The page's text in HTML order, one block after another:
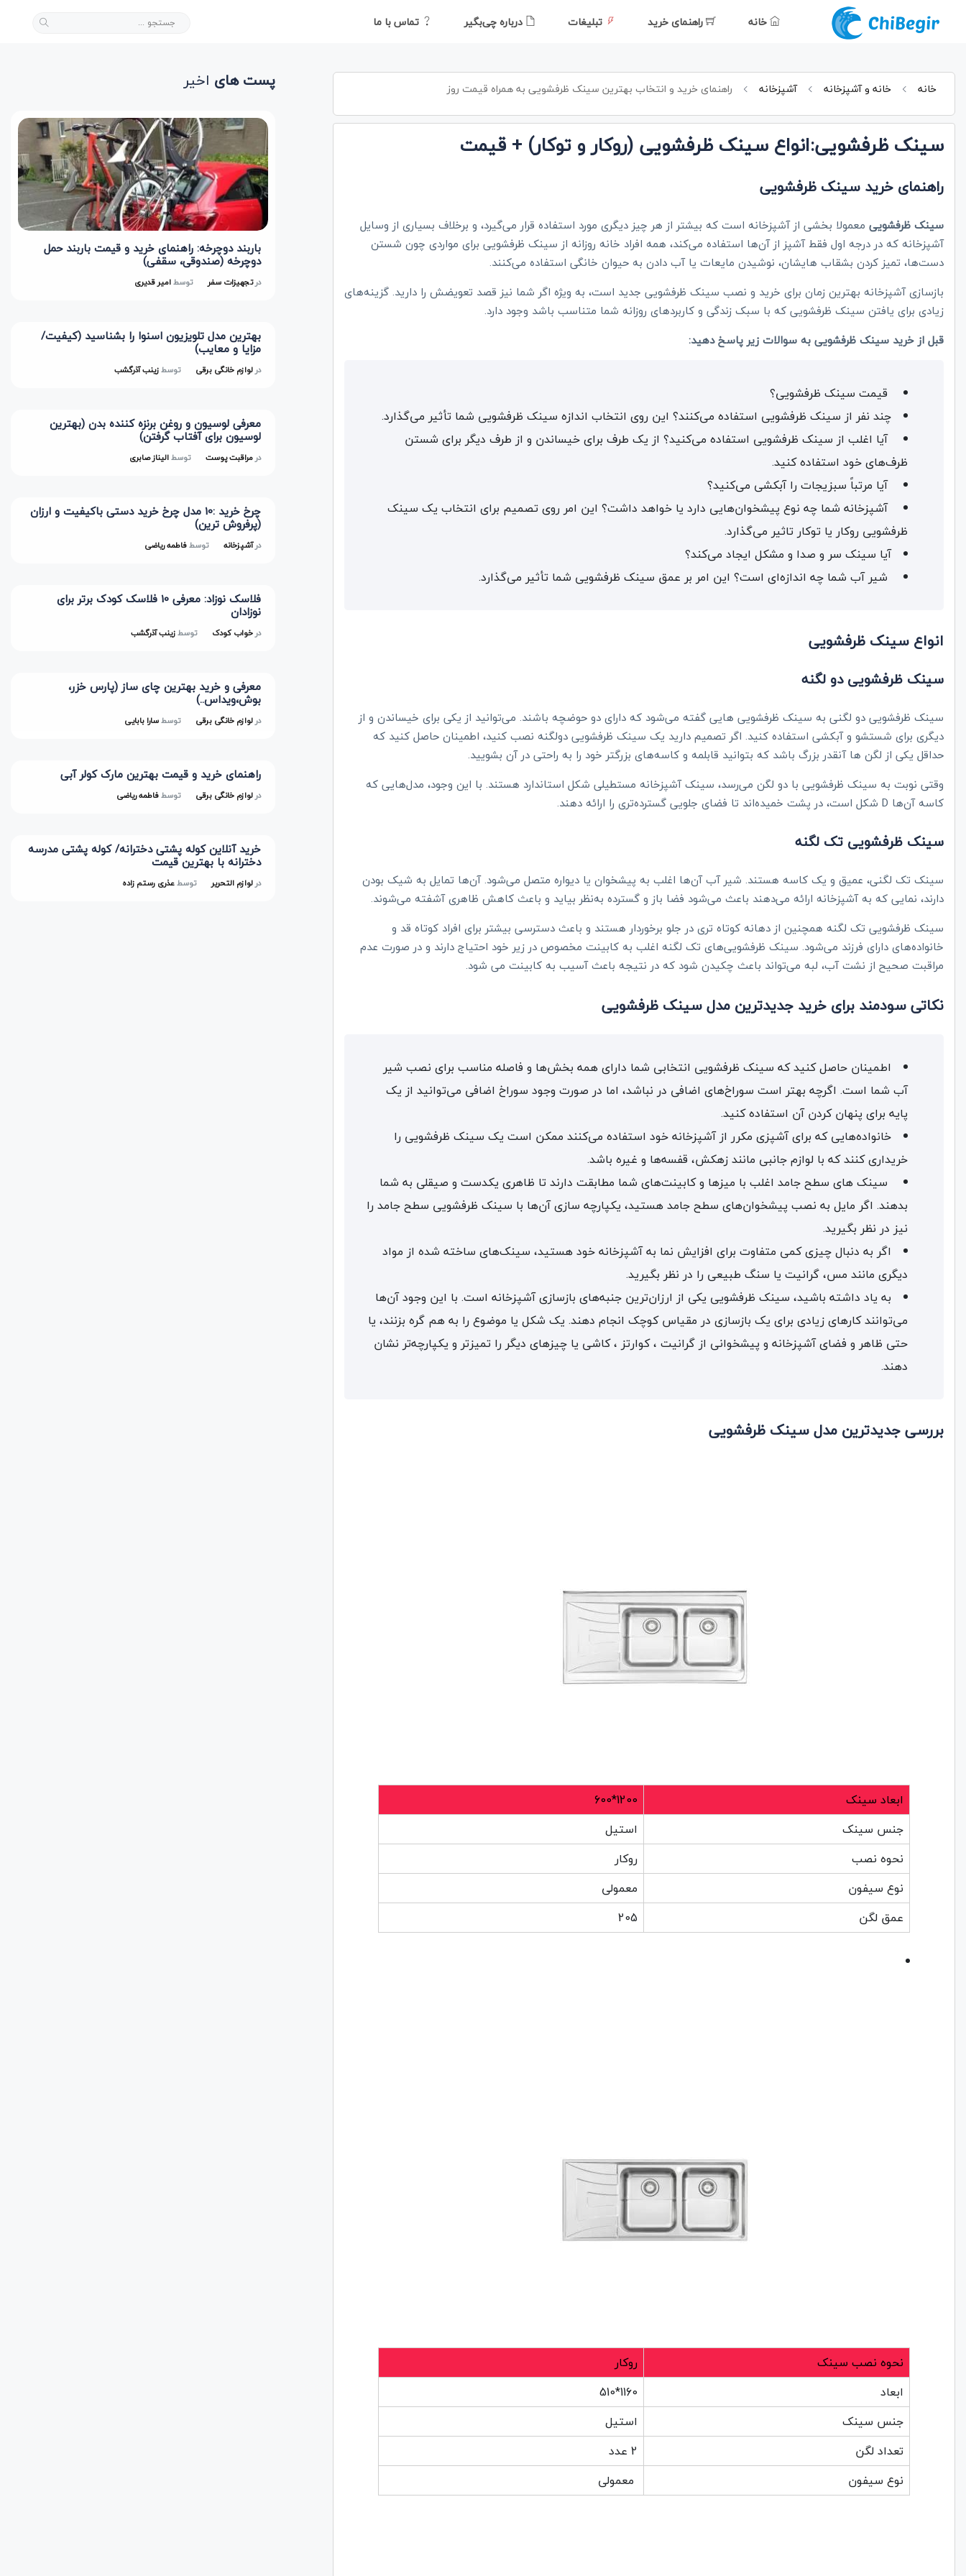
خانه راهنمای خرید تبلیغات درباره چی‌بگیر تماس با ما
خانه خانه و آشپزخانه آشپزخانه راهنمای خرید و انتخاب بهترین سینک ظرفشویی به همراه قیمت روز
سینک ظرفشویی:انواع سینک ظرفشویی (روکار و توکار) + قیمت
راهنمای خرید سینک ظرفشویی
سینک ظرفشویی معمولا بخشی از آشپزخانه است که بیشتر از هر چیز دیگری مورد استفاده قرار می‌گیرد، و برخلاف بسیاری از وسایل
آشپزخانه که در درجه اول فقط آشپز از آن‌ها استفاده می‌کند، همه افراد خانه روزانه از سینک ظرفشویی برای مواردی چون شستن
دست‌ها، تمیز کردن بشقاب هایشان، نوشیدن مایعات یا آب دادن به حیوان خانگی استفاده می‌کنند.
بازسازی آشپزخانه بهترین زمان برای خرید و نصب سینک ظرفشویی جدید است، به ویژه اگر شما نیز قصد تعویضش را دارید. گزینه‌های
زیادی برای یافتن سینک ظرفشویی‌ که با سبک زندگی و کاربردهای روزانه شما متناسب باشد وجود دارد.
قبل از خرید سینک ظرفشویی به سوالات زیر پاسخ دهید:
قیمت سینک ظرفشویی؟
چند نفر از سینک ظرفشویی استفاده می‌کنند؟ این روی انتخاب اندازه سینک ظرفشویی شما تأثیر می‌گذارد.
آیا اغلب از سینک ظرفشویی استفاده می‌کنید؟ از یک طرف برای خیساندن و از طرف دیگر برای شستن
ظرف‌های خود استفاده کنید.
آیا مرتباً سبزیجات را آبکشی می‌کنید؟
آشپزخانه شما چه نوع پیشخوان‌هایی دارد یا خواهد داشت؟ این امر روی تصمیم برای انتخاب یک سینک
ظرفشویی روکار یا توکار تاثیر می‌گذارد.
آیا سینک سر و صدا و مشکل ایجاد می‌کند؟
شیر آب شما چه اندازه‌ای است؟ این امر بر عمق سینک ظرفشویی شما تأثیر می‌گذارد.
انواع سینک ظرفشویی
سینک ظرفشویی دو لگنه
سینک ظرفشویی‌ دو لگنی به سینک ظرفشویی‌ هایی گفته می‌شود که دارای دو حوضچه باشند. می‌توانید از یکی برای خیساندن و از
دیگری برای شستشو و آبکشی استفاده کنید. اگر تصمیم دارید یک سینک ظرفشویی دولگنه نصب کنید، اطمینان حاصل کنید که
حداقل یکی از لگن‌ ها آنقدر بزرگ باشد که بتوانید قابلمه و کاسه‌های بزرگتر خود را به راحتی در آن بشویید.
وقتی نوبت به سینک ظرفشویی با دو لگن می‌رسد، سینک‌ آشپزخانه مستطیلی شکل استاندارد هستند. با این وجود، مدل‌هایی که‌
کاسه آن‌ها D شکل است، در پشت خمیده‌اند تا فضای جلویی گسترده‌تری را ارائه دهند.
سینک ظرفشویی تک لگنه
سینک‌ تک لگنی، عمیق و یک کاسه هستند. شیر آب آن‌ها اغلب به پیشخوان یا دیواره متصل می‌شود. آن‌ها تمایل به شیک بودن
دارند، نمایی که به آشپزخانه ارائه می‌دهند باعث می‌شود فضا باز و گسترده به‌نظر بیاید و باعث کاهش ظاهری آشفته می‌شوند.
سینک ظرفشویی تک لگنه همچنین از دهانه کوتاه تری در جلو برخوردار هستند و باعث دسترسی بیشتر برای افراد کوتاه قد و
خانواده‌های دارای فرزند می‌شود. سینک ظرفشویی‌های تک لگنه اغلب به کابینت مخصوص در زیر خود احتیاج دارند و در صورت عدم
مراقبت صحیح از نشت آب، لبه می‌تواند باعث چکیدن شود که در نتیجه باعث آسیب به کابینت می شود.
نکاتی سودمند برای خرید جدیدترین مدل سینک ظرفشویی
اطمینان حاصل کنید که سینک ظرفشویی انتخابی شما دارای همه بخش‌ها و فاصله مناسب برای نصب شیر
آب شما است. اگرچه بهتر است سوراخ‌های اضافی در نباشد، اما در صورت وجود سوراخ اضافی می‌توانید از یک
پایه برای پنهان کردن آن استفاده کنید.
خانواده‌هایی که برای آشپزی مکرر از آشپزخانه خود استفاده می‌کنند ممکن است یک سینک ظرفشویی را
خریداری کنند که با لوازم جانبی مانند زهکش، قفسه‌ها و غیره باشد.
سینک‌ های سطح جامد اغلب با میزها و کابینت‌های شما مطابقت دارند تا ظاهری یکدست و صیقلی به شما
بدهند. اگر مایل به نصب پیشخوان‌های سطح جامد هستید، یکپارچه سازی آن‌ها با سینک ظرفشویی سطح جامد را
نیز در نظر بگیرید.
اگر به دنبال چیزی کمی متفاوت برای افزایش نما به آشپزخانه خود هستید، سینک‌های ساخته شده از مواد
دیگری مانند مس، گرانیت یا سنگ طبیعی را در نظر بگیرید.
به یاد داشته باشید، سینک ظرفشویی‌ یکی از ارزان‌ترین جنبه‌های بازسازی آشپزخانه است. با این وجود آن‌ها
می‌توانند کارهای زیادی برای یک بازسازی در مقیاس کوچک انجام دهند. یک شکل یا موضوع را به هم گره بزنند، یا
حتی ظاهر و فضای آشپزخانه و پیشخوانی از گرانیت ، کوارتز ، کاشی یا چیزهای دیگر را تمیزتر و یکپارچه‌تر نشان
دهند.
بررسی جدیدترین مدل سینک ظرفشویی
ابعاد سینک
1200*600
جنس سینک
استیل
نحوه نصب
روکار
نوع سیفون
معمولی
عمق لگن
205
نحوه نصب سینک
روکار
ابعاد
1160*510
جنس سینک
استیل
تعداد لگن
2 عدد
نوع سیفون
معمولی
پست های اخیر
باربند دوچرخه: راهنمای خرید و قیمت باربند حمل
دوچرخه (صندوقی، سقفی)
درتجهیزات سفر توسطامیر قدیری
بهترین مدل تلویزیون اسنوا را بشناسید (کیفیت/
مزایا و معایب)
درلوازم خانگی برقی توسطزینب آذرگشب
معرفی لوسیون و روغن برنزه کننده بدن (بهترین
لوسیون برای آفتاب گرفتن)
درمراقبت پوست توسطالیناز صابری
چرخ خرید :10 مدل چرخ خرید دستی باکیفیت و ارزان
(پرفروش ترین)
درآشپزخانه توسطفاطمه ریاضی
فلاسک نوزاد: معرفی 10 فلاسک کودک برتر برای
نوزادان
درخواب کودک توسطزینب آذرگشب
معرفی و خرید بهترین چای ساز (پارس خزر،
بوش،ویداس..)
درلوازم خانگی برقی توسطسارا بابایی
راهنمای خرید و قیمت بهترین مارک کولر آبی
درلوازم خانگی برقی توسطفاطمه ریاضی
خرید آنلاین کوله پشتی دخترانه/ کوله پشتی مدرسه
دخترانه با بهترین قیمت
درلوازم التحریر توسطعذری رستم زاده